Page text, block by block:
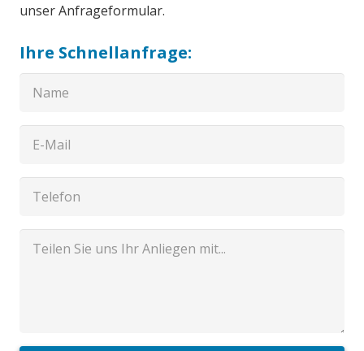
unser Anfrageformular.
Ihre Schnellanfrage: